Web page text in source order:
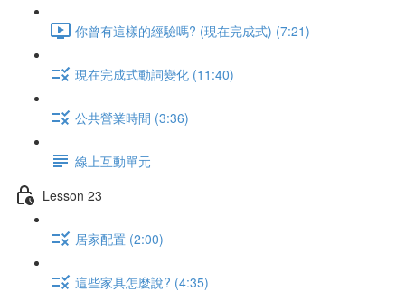
你曾有這樣的經驗嗎? (現在完成式) (7:21)
現在完成式動詞變化 (11:40)
公共營業時間 (3:36)
線上互動單元
Lesson 23
居家配置 (2:00)
這些家具怎麼說? (4:35)